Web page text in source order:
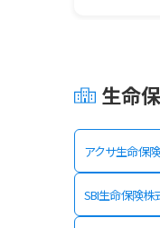
生命
アクサ生命保
SBI生命保険株